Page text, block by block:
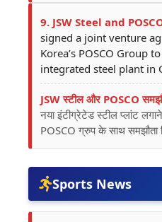
9. JSW Steel and
signed a joint venture
Korea’s POSCO Group
integrated steel plant in
JSW स्टील और POSCO
नया इंटीग्रेटेड स्टील प्लांट
POSCO ग्रुप के साथ समझौता
Sports News